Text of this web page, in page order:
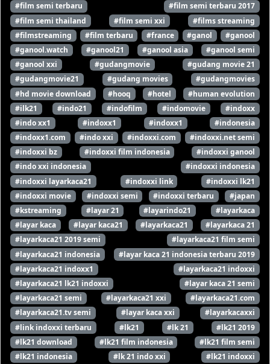
#film semi terbaru
#film semi terbaru 2017
#film semi thailand
#film semi xxi
#films streaming
#filmstreaming
#film terbaru #france #ganol
#ganool
#ganool.watch
#ganool21 #ganool asia
#ganool semi
#ganool xxi
#gudangmovie
#gudang movie 21
#gudangmovie21
#gudang movies
#gudangmovies
#hd movie download
#hooq #hotel
#human evolution
#ilk21
#indo21 #indofilm #indomovie
#indoxx
#indo xx1
#indoxx1 #indoxx1
#indonesia
#indoxx1.com
#indo xxi #indoxxi.com
#indoxxi.net semi
#indoxxi bz
#indoxxi film indonesia
#indoxxi ganool
#indo xxi indonesia
#indoxxi indonesia
#indoxxi layarkaca21
#indoxxi link
#indoxxi lk21
#indoxxi movie
#indoxxi semi #indoxxi terbaru
#japan
#kstreaming
#layar 21 #layarindo21
#layarkaca
#layar kaca
#layar kaca21 #layarkaca21
#layarkaca 21
#layarkaca21 2019 semi
#layarkaca21 film semi
#layarkaca21 indonesia
#layar kaca 21 indonesia terbaru 2019
#layarkaca21 indoxx1
#layarkaca21 indoxxi
#layarkaca21 lk21 indoxxi
#layar kaca 21 semi
#layarkaca21 semi
#layarkaca21 xxi
#layarkaca21.com
#layarkaca21.tv semi
#layar kaca xxi
#layarkacaxxi
#link indoxxi terbaru
#lk21 #lk 21
#lk21 2019
#lk21 download
#lk21 film indonesia
#lk21 film semi
#lk21 indonesia
#lk 21 indo xxi
#lk21 indoxxi